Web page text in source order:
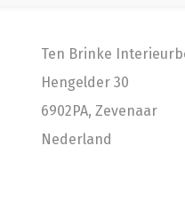
Ten Brinke
Hengelder 30
6902PA, Zevenaar
Nederland